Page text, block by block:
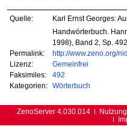
Quelle:
Karl Ernst Georges:
Handwörterbuch.
1998), Band 2, Sp. 492.
Permalink:
http://www.zeno.org/
Lizenz:
Gemeinfrei
Faksimiles:
492
Kategorien:
Wörterbuch
ZenoServer 4.030.014